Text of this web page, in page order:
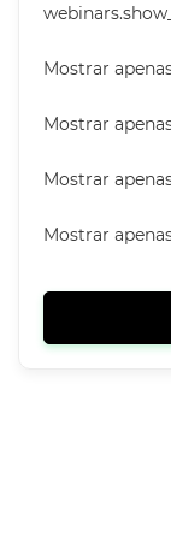
Mostrar
Mostrar
Mostrar
Mostrar